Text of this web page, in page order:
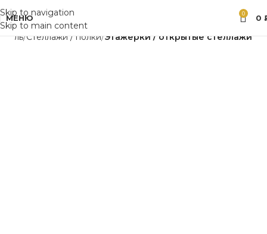
Skip to navigation
Skip to main content
МЕНЮ 0 0
Стеллажи / полки Этажерки / открытые стеллажи